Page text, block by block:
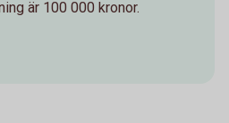
är 100 000 kronor.